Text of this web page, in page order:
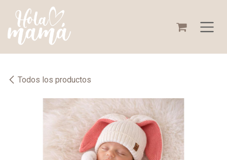
Todos los productos